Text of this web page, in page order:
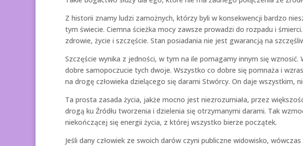
Z historii znamy ludzi zamożnych, którzy byli w konsekwencji bardzo
tym świecie. Ciemna ścieżka mocy zawsze prowadzi do rozpadu i
zdrowie, życie i szczęście. Stan posiadania nie jest gwarancją na
Szczęście wynika z jedności, w tym na ile pomagamy innym się wznosić.
dobre samopoczucie tych dwoje. Wszystko co dobre się pomnaża i
na drogę człowieka dzielącego się darami Stwórcy. On daje wszystkim,
Ta prosta zasada życia, jakże mocno jest niezrozumiała, przez
drogą ku Źródłu tworzenia i dzielenia się otrzymanymi darami. Tak
niekończącej się energii życia, z której wszystko bierze początek.
Jeśli dany człowiek ze swoich darów czyni publiczne widowisko,